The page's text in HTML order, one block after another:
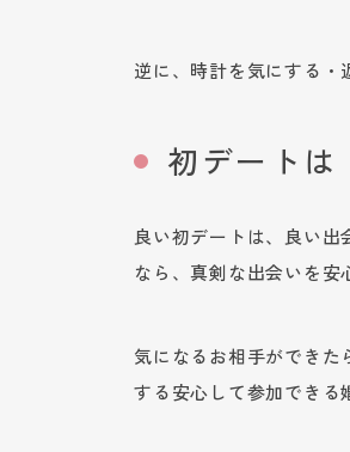
逆に、時計を気にする・
初デートは
良い初デートは、良い
なら、真剣な出会いを安
気になるお相手ができ
する安心して参加できる